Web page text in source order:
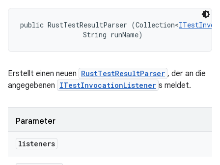
public RustTestResultParser (Collection<
                String runName)
Erstellt einen neuen RustTestResultParser , der an die
angegebenen ITestInvocationListener s meldet.
Parameter
listeners